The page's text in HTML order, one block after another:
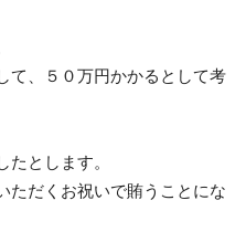
て、５０万円かかるとして考
とします。
ただくお祝いで賄うことにな